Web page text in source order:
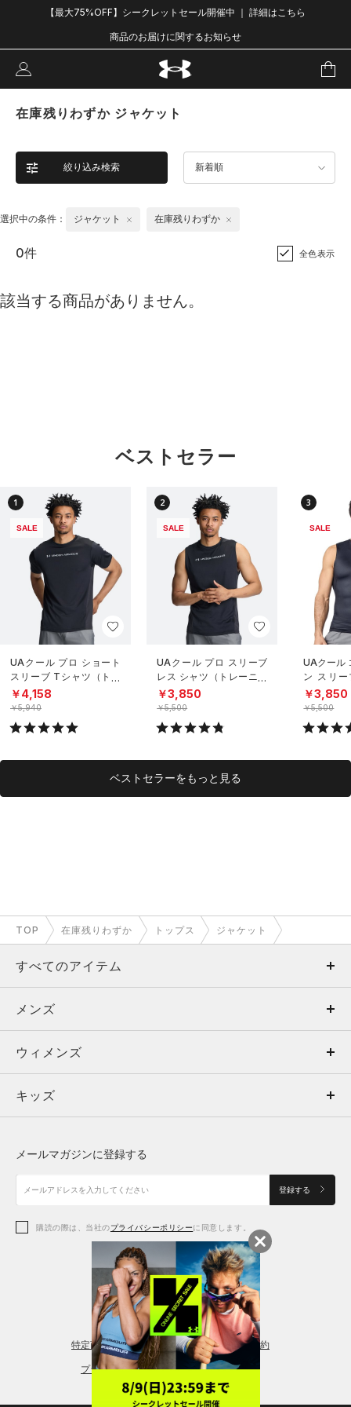
【最大75%OFF】シークレットセール開催中 ｜ 詳細はこちら
商品のお届けに関するお知らせ
在庫残りわずか ジャケット
絞り込み検索 新着順
選択中の条件： ジャケット 在庫残りわずか
0件 全色表示
該当する商品がありません。
ベストセラー
1
SALE
UAクール プロ ショート
スリーブ Tシャツ（トレ
ーニング/MEN）
￥4,158
￥5,940
2
SALE
UAクール プロ スリーブ
レス シャツ（トレーニン
グ/MEN）
￥3,850
￥5,500
3
SALE
UAクール
ン スリ
（トレー
￥3,850
￥5,500
ベストセラーをもっと見る
TOP 在庫残りわずか トップス ジャケット
すべてのアイテム
メンズ
ウィメンズ
キッズ
アクセサリー
メンズ
トップス
ボトムス
アクセサリー
ウィメンズ
トップス
シューズ
アクセサリー
レギンス＆タイツ
キッズ
シューズ
メールマガジンに登録する
登録する
購読の際は、当社のプライバシーポリシーに同意します。
特定商取引法に基づく通販の表記 会員規約
プライバシーポリシー